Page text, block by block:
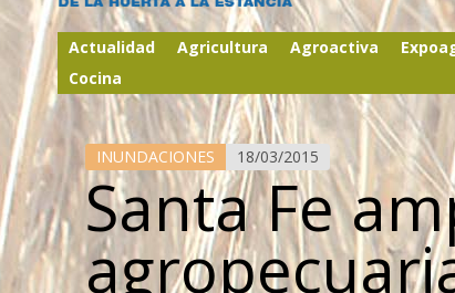
Actualidad Agricultura Agroactiva
Cocina
INUNDACIONES 18/03/2015
Santa Fe